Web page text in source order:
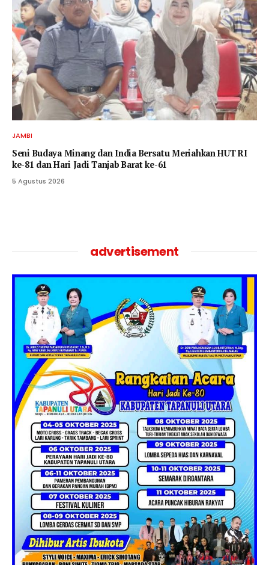
JAMBI
Seni Budaya Minang dan India Bersatu Meriahkan HUT RI
ke-81 dan Hari Jadi Tanjab Barat ke-61
5 Agustus 2026
advertisement